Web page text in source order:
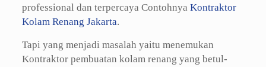
professional dan terpercaya Contohnya Kontraktor
Kolam Renang Jakarta.
Tapi yang menjadi masalah yaitu menemukan
Kontraktor pembuatan kolam renang yang betul-